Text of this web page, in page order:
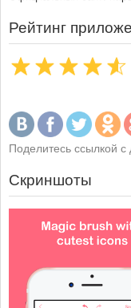
Рейтинг
Поделитесь ссылкой с
Скриншоты